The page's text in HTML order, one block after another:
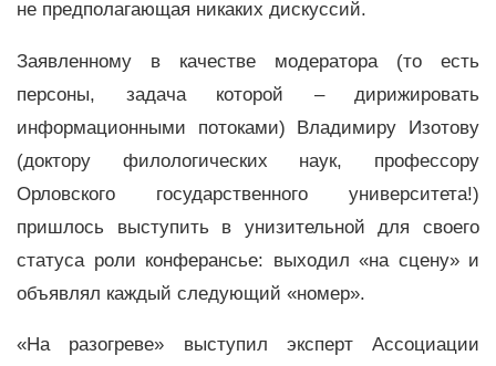
не предполагающая никаких дискуссий.
Заявленному в качестве модератора (то есть
персоны, задача которой – дирижировать
информационными потоками) Владимиру Изотову
(доктору филологических наук, профессору
Орловского государственного университета!)
пришлось выступить в унизительной для своего
статуса роли конферансье: выходил «на сцену» и
объявлял каждый следующий «номер».
«На разогреве» выступил эксперт Ассоциации